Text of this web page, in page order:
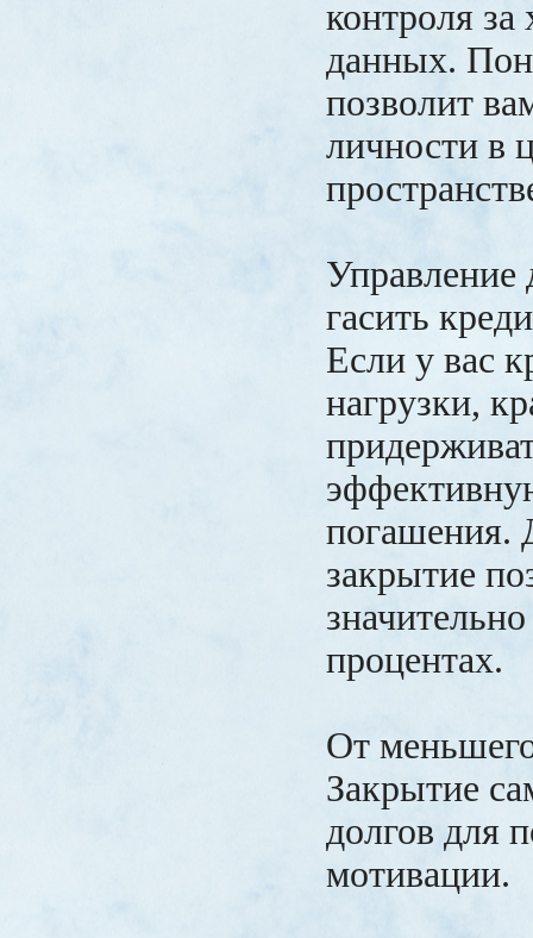
контроля за
данных.
позволит
личности в
Управление
гасить
Если у вас
нагрузки,
погашения.
закрытие
процентах.
От
Закрытие
долгов для
мотивации.